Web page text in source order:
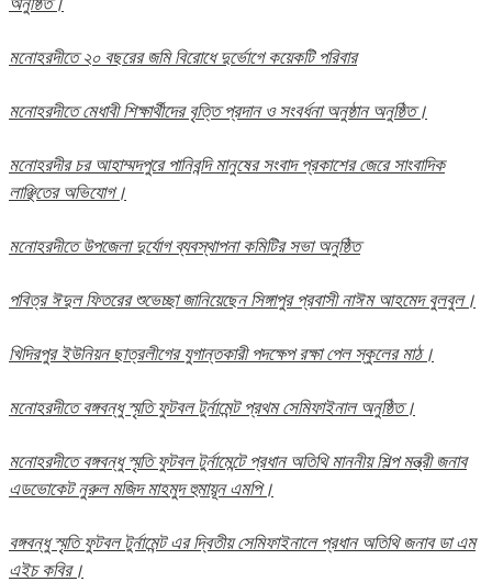
মনোহরদীতে ২০ বছরের জমি বিরোধে দুর্ভোগে কয়েকটি পরিবার
মনোহরদীতে মেধাবী শিক্ষার্থীদের বৃত্তি প্রদান ও সংবর্ধনা অনুষ্ঠান অনুষ্ঠিত।
মনোহরদীর চর আহাম্মদপুরে পানিবন্দি মানুষের সংবাদ প্রকাশের জেরে সাংবাদিক
লাঞ্ছিতের অভিযোগ।
মনোহরদীতে উপজেলা দুর্যোগ ব্যবস্থাপনা কমিটির সভা অনুষ্ঠিত
পবিত্র ঈদুল ফিতরের শুভেচ্ছা জানিয়েছেন সিঙ্গাপুর প্রবাসী নাঈম আহমেদ বুলবুল।
খিদিরপুর ইউনিয়ন ছাত্রলীগের যুগান্তকারী পদক্ষেপ রক্ষা পেল স্কুলের মাঠ।
মনোহরদীতে বঙ্গবন্ধু স্মৃতি ফুটবল টুর্নামেন্ট প্রথম সেমিফাইনাল অনুষ্ঠিত।
মনোহরদীতে বঙ্গবন্ধু স্মৃতি ফুটবল টুর্নামেন্টে প্রধান অতিথি মাননীয় শিল্প মন্ত্রী জনাব
এডভোকেট নুরুল মজিদ মাহমুদ হুমায়ূন এমপি।
বঙ্গবন্ধু স্মৃতি ফুটবল টুর্নামেন্ট এর দ্বিতীয় সেমিফাইনালে প্রধান অতিথি জনাব ডা এম
এইচ কবির।